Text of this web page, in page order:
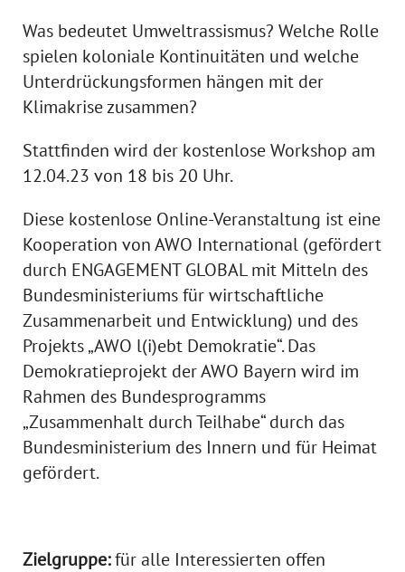
Was bedeutet Umweltrassismus? Welche Rolle
spielen koloniale Kontinuitäten und welche
Unterdrückungsformen hängen mit der
Klimakrise zusammen?
Stattfinden wird der kostenlose Workshop am
12.04.23 von 18 bis 20 Uhr.
Diese kostenlose Online-Veranstaltung ist eine
Kooperation von AWO International (gefördert
durch ENGAGEMENT GLOBAL mit Mitteln des
Bundesministeriums für wirtschaftliche
Zusammenarbeit und Entwicklung) und des
Projekts „AWO l(i)ebt Demokratie“. Das
Demokratieprojekt der AWO Bayern wird im
Rahmen des Bundesprogramms
„Zusammenhalt durch Teilhabe“ durch das
Bundesministerium des Innern und für Heimat
gefördert.
Zielgruppe:für alle Interessierten offen